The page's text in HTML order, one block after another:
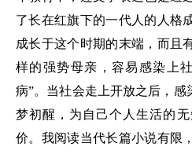
了长在红旗下的一代人的人格
成长于这个时期的末端，而且
样的强势母亲，容易感染上
病”。当社会走上开放之后，感
梦初醒，为自己个人生活的
价。我阅读当代长篇小说有限